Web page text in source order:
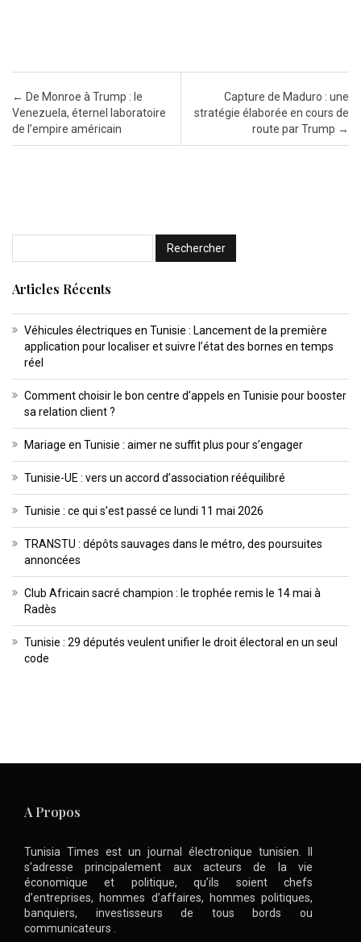
Post navigation
← De Monroe à Trump : le
Venezuela, éternel laboratoire
de l’empire américain
Capture de Maduro : une
stratégie élaborée en cours de
route par Trump →
Articles Récents
Véhicules électriques en Tunisie : Lancement de la première
application pour localiser et suivre l’état des bornes en temps
réel
Comment choisir le bon centre d’appels en Tunisie pour booster
sa relation client ?
Mariage en Tunisie : aimer ne suffit plus pour s’engager
Tunisie-UE : vers un accord d’association rééquilibré
Tunisie : ce qui s’est passé ce lundi 11 mai 2026
TRANSTU : dépôts sauvages dans le métro, des poursuites
annoncées
Club Africain sacré champion : le trophée remis le 14 mai à
Radès
Tunisie : 29 députés veulent unifier le droit électoral en un seul
code
A Propos
Tunisia Times est un journal électronique tunisien. Il
s’adresse principalement aux acteurs de la vie
économique et politique, qu’ils soient chefs
d’entreprises, hommes d’affaires, hommes politiques,
banquiers, investisseurs de tous bords ou
communicateurs .